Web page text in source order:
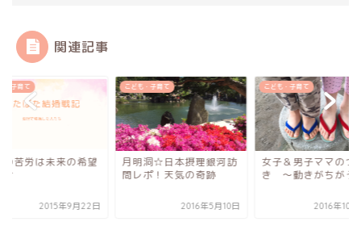
関連記事
・子育て
洞☆日本摂理銀河訪
！天気の奇跡
2016年5月10日
こども・子育て
女子＆男子ママのつぶや
き 〜動きがちがう
2016年10月22日
こども・子育て
現在の苦労は未来の
を生む
2015年9